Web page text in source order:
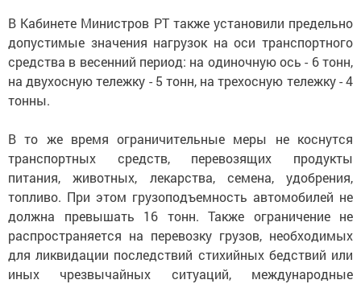
В Кабинете Министров РТ также установили предельно
допустимые значения нагрузок на оси транспортного
средства в весенний период: на одиночную ось - 6 тонн,
на двухосную тележку - 5 тонн, на трехосную тележку - 4
тонны.
В то же время ограничительные меры не коснутся
транспортных средств, перевозящих продукты
питания, животных, лекарства, семена, удобрения,
топливо. При этом грузоподъемность автомобилей не
должна превышать 16 тонн. Также ограничение не
распространяется на перевозку грузов, необходимых
для ликвидации последствий стихийных бедствий или
иных чрезвычайных ситуаций, международные